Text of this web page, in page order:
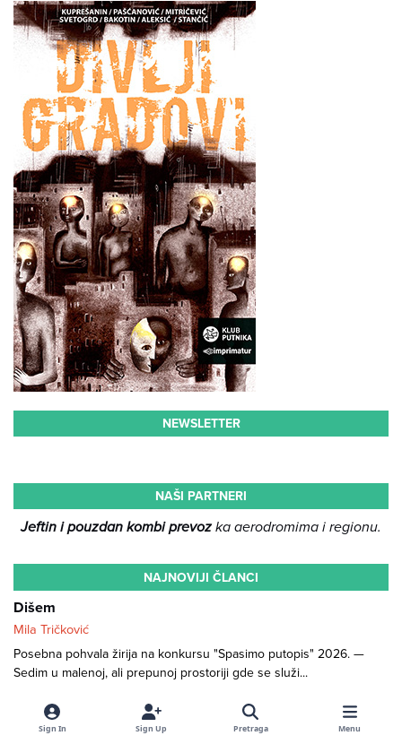
NEWSLETTER
NAŠI PARTNERI
Jeftin i pouzdan kombi prevozka aerodromima i regionu.
NAJNOVIJI ČLANCI
Dišem
Mila Tričković
Posebna pohvala žirija na konkursu "Spasimo putopis" 2026. —
Sedim u malenoj, ali prepunoj prostoriji gde se služi...
Bez izbora
Iva Jakešević
Sign In Sign Up Pretraga Menu